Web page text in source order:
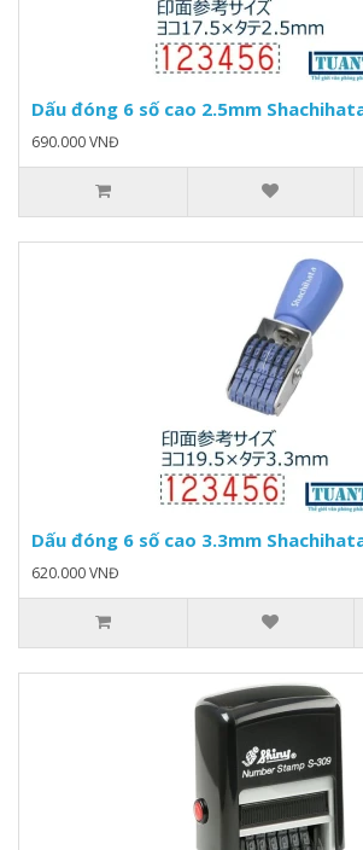
Dấu đóng 6 số cao 2.5mm
690.000 VNĐ
Dấu đóng 6 số cao 3.3mm
620.000 VNĐ